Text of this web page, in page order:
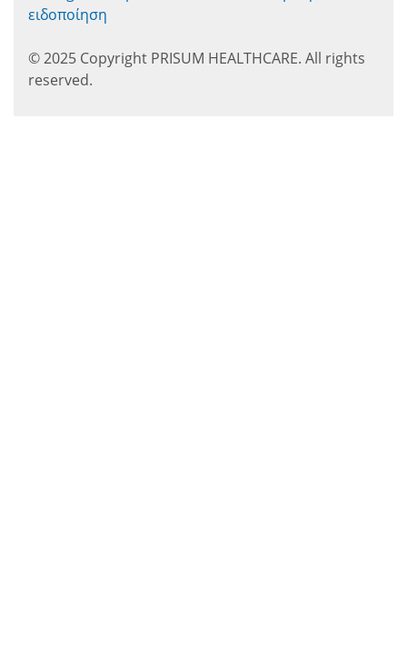
ειδοποίηση
© 2025 Copyright PRISUM HEALTHCARE. All rights
reserved.